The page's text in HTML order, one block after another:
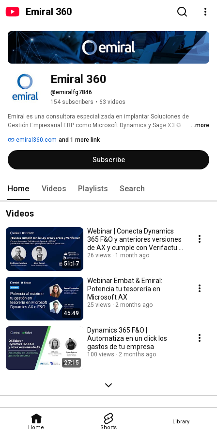
Emiral 360
Home Shorts
Library
Emiral 360
@emiralfg7846
154 subscribers • 63 videos
Emiral es una consultora especializada en implantar Soluciones de
Gestión Empresarial ERP como Microsoft Dynamics y Sage X3 ✪
¡Conócenos!
...more
emiral360.com and 1 more link
Subscribe
Home Videos Playlists Search
Videos
51:17
Webinar | Conecta Dynamics
365 F&O y anteriores versiones
de AX y cumple con Verifactu y
Factura-e
26 views 1 month ago
45:49
Webinar Embat & Emiral:
Potencia tu tesorería en
Microsoft AX
25 views 2 months ago
27:15
Dynamics 365 F&O |
Automatiza en un click los
gastos de tu empresa
100 views 2 months ago